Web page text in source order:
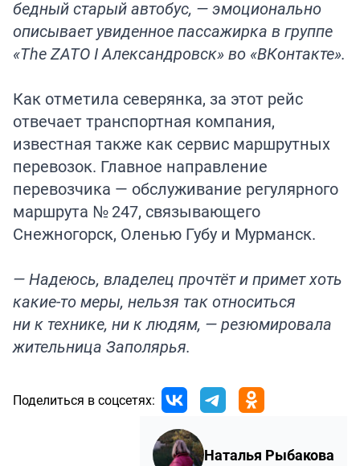
бедный старый автобус, — эмоционально
описывает увиденное пассажирка в группе
«The ZATO I Александровск» во «ВКонтакте».
Как отметила северянка, за этот рейс
отвечает транспортная компания,
известная также как сервис маршрутных
перевозок. Главное направление
перевозчика — обслуживание регулярного
маршрута № 247, связывающего
Снежногорск, Оленью Губу и Мурманск.
— Надеюсь, владелец прочтёт и примет хоть
какие-то меры, нельзя так относиться
ни к технике, ни к людям, — резюмировала
жительница Заполярья.
Поделиться в соцсетях:
Наталья Рыбакова